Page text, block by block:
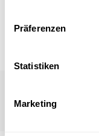
Präferenzen
Statistiken
Marketing